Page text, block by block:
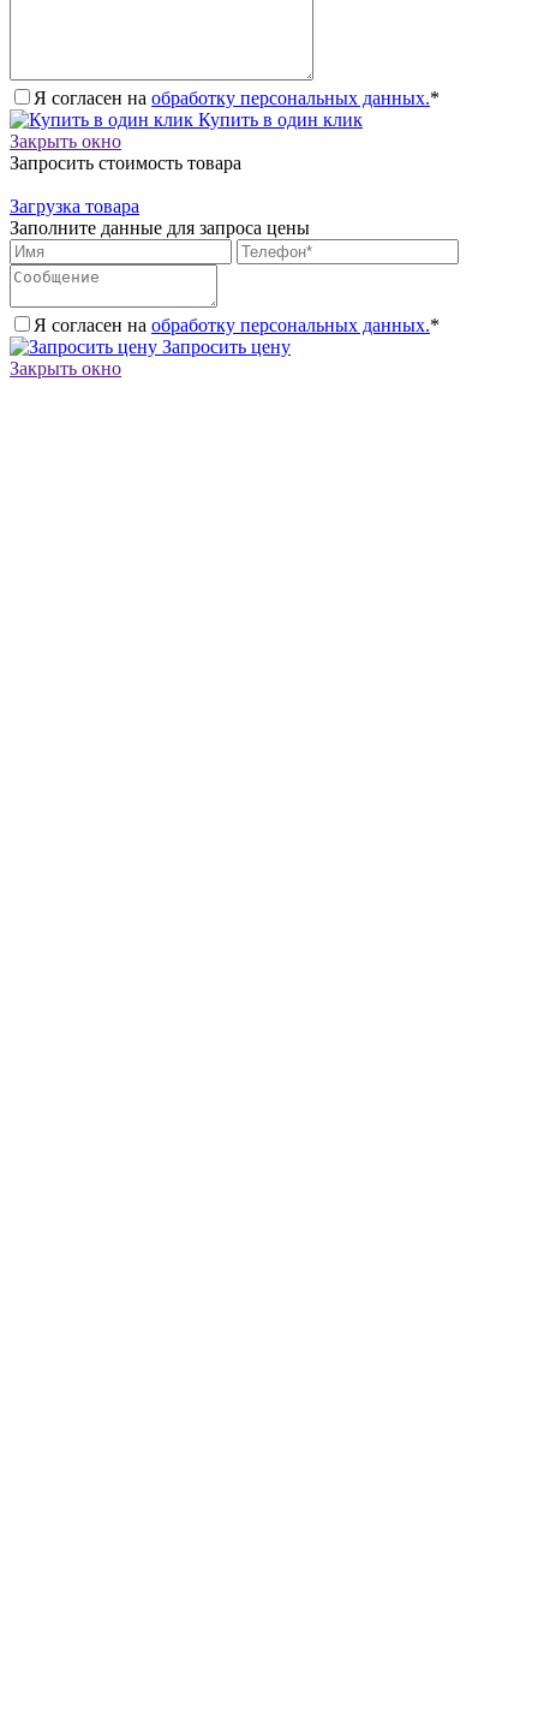
Я согласен на обработку персональных данных.*
Купить в один клик
Закрыть окно
Запросить стоимость товара
Загрузка товара
Заполните данные для запроса цены
Я согласен на обработку персональных данных.*
Запросить цену
Закрыть окно